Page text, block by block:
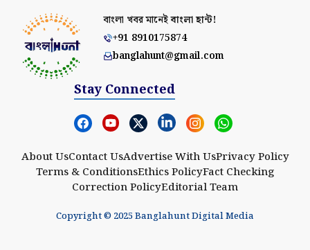
বাংলা খবর মানেইবাংলা হান্ট!
+91 8910175874
banglahunt@gmail.com
Stay Connected
About UsContact UsAdvertise With UsPrivacy Policy
Terms & ConditionsEthics PolicyFact Checking
Correction PolicyEditorial Team
Copyright © 2025 Banglahunt Digital Media